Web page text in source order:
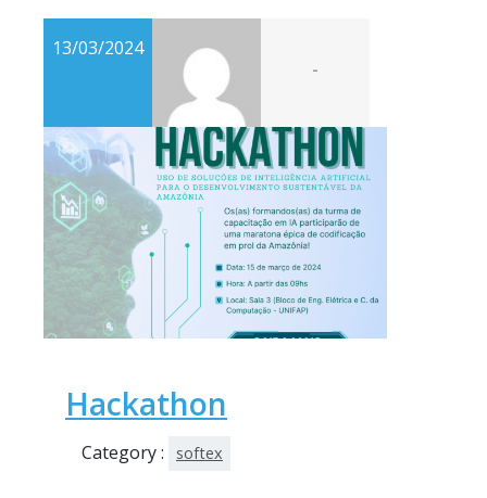
13/03/2024
-
Hackathon
Category : softex